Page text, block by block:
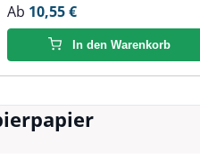
Ab 10,55 €
In den Warenkorb